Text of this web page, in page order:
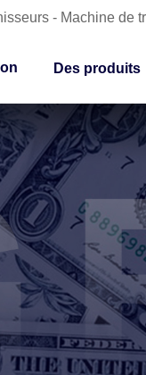
- Machine de
Des produits